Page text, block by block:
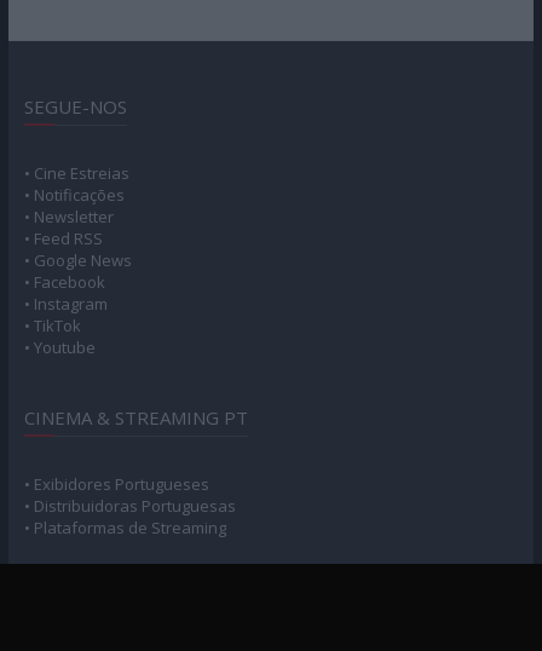
SEGUE-NOS
• Cine Estreias
• Notificações
• Newsletter
• Feed RSS
• Google News
• Facebook
• Instagram
• TikTok
• Youtube
CINEMA & STREAMING PT
• Exibidores Portugueses
• Distribuidoras Portuguesas
• Plataformas de Streaming